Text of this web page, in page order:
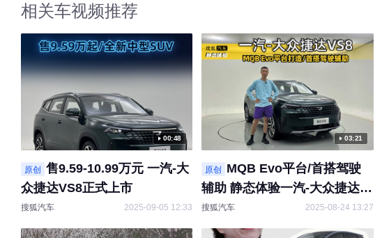
相关车视频推荐
00:48
原创
售9.59-10.99万元 一汽-大
众捷达VS8正式上市
搜狐汽车 2025-09-05 12:33
03:21
原创
MQB Evo平台/首搭驾驶
辅助 静态体验一汽-大众捷达
VS8
搜狐汽车 2025-08-24 13:27